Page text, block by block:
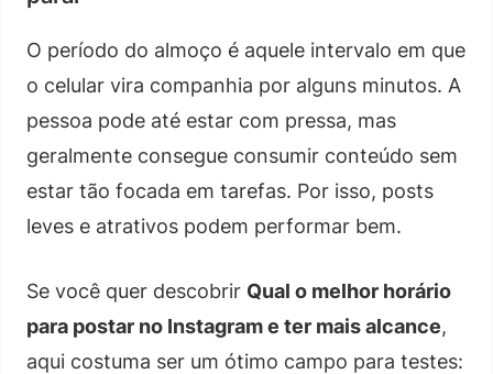
O período do almoço é aquele intervalo em que
o celular vira companhia por alguns minutos. A
pessoa pode até estar com pressa, mas
geralmente consegue consumir conteúdo sem
estar tão focada em tarefas. Por isso, posts
leves e atrativos podem performar bem.
Se você quer descobrir Qual o melhor horário
para postar no Instagram e ter mais alcance,
aqui costuma ser um ótimo campo para testes: